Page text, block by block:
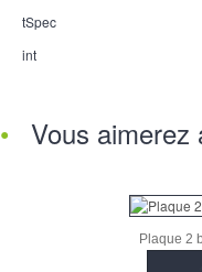
tSpec
int
Vous aimerez
Plaque 2